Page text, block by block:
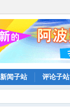
新闻子站 评论子站